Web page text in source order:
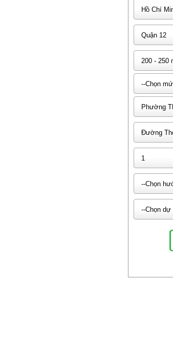
Hồ Chí
Quận 12
200 - 250
--Chọn
Phường
Đường
1
--Chọn
--Chọn dự